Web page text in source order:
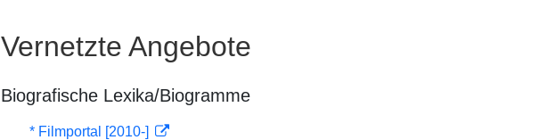
Vernetzte Angebote
Biografische Lexika/Biogramme
* Filmportal [2010-]